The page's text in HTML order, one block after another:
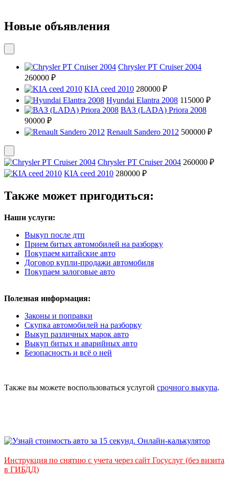
Новые объявления
Chrysler PT Cruiser 2004
260000 ₽
KIA ceed 2010 280000 ₽
Hyundai Elantra 2008 115000 ₽
ВАЗ (LADA) Priora 2008
90000 ₽
Renault Sandero 2012 500000 ₽
Chrysler PT Cruiser 2004 260000 ₽
KIA ceed 2010 280000 ₽
Также может пригодиться:
Наши услуги:
Выкуп после дтп
Прием битых автомобилей на разборку
Покупаем китайские авто
Договор купли-продажи автомобиля
Покупаем залоговые авто
Полезная информация:
Законы и поправки
Скупка автомобилей на разборку
Выкуп различных марок авто
Выкуп битых и аварийных авто
Безопасность и всё о ней
Также вы можете воспользоваться услугой срочного выкупа.
Инструкция по снятию с учета через сайт Госуслуг (без визита
в ГИБДД)